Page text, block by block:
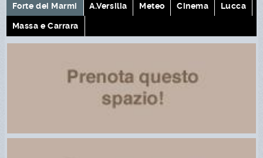
Forte dei Marmi A.Versilia Meteo Cinema Lucca
Massa e Carrara